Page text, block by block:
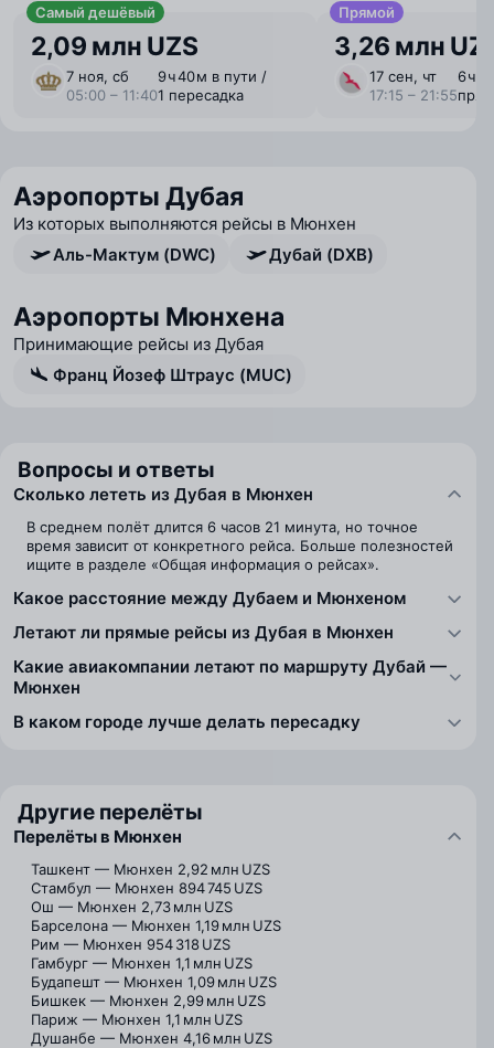
Самый дешёвый
2,09 млн UZS
7 ноя, сб
05:00 – 11:40
9 ⁠ч 40 ⁠м в пути /
1 пересадка
Прямой
3,26 млн
17 сен, чт
17:15 – 21:55
6 ⁠ч
Аэропорты Дубая
Из которых выполняются рейсы в Мюнхен
Аль-Мактум (DWC)
Дубай (DXB)
Аэропорты Мюнхена
Принимающие рейсы из Дубая
Франц Йозеф Штраус (MUC)
Вопросы и ответы
Сколько лететь из Дубая в Мюнхен
В среднем полёт длится 6 часов 21 минута, но точное
время зависит от конкретного рейса. Больше полезностей
ищите в разделе «Общая информация о рейсах».
Какое расстояние между Дубаем и Мюнхеном
Летают ли прямые рейсы из Дубая в Мюнхен
Какие авиакомпании летают по маршруту Дубай —
Мюнхен
В каком городе лучше делать пересадку
Другие перелёты
Перелёты в Мюнхен
Ташкент — Мюнхен 2,92 млн UZS
Стамбул — Мюнхен 894 745 UZS
Ош — Мюнхен 2,73 млн UZS
Барселона — Мюнхен 1,19 млн UZS
Рим — Мюнхен 954 318 UZS
Гамбург — Мюнхен 1,1 млн UZS
Будапешт — Мюнхен 1,09 млн UZS
Бишкек — Мюнхен 2,99 млн UZS
Париж — Мюнхен 1,1 млн UZS
Душанбе — Мюнхен 4,16 млн UZS